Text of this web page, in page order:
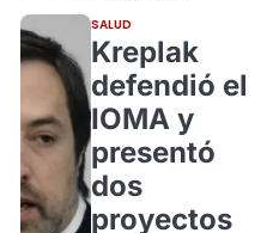
SALUD
Kreplak
defendió el
IOMA y
presentó
dos
proyectos